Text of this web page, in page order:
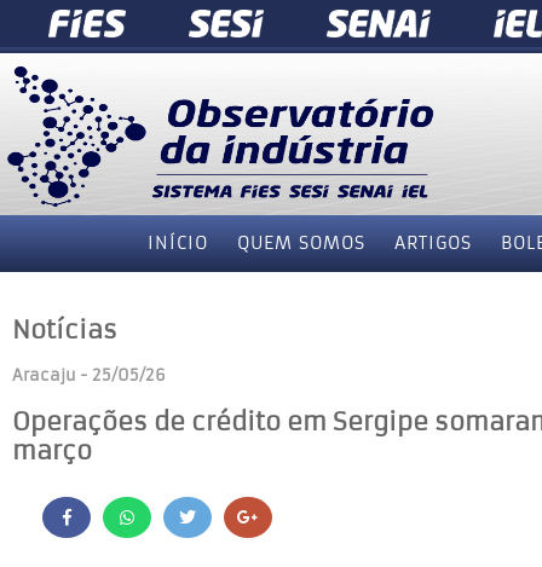
INÍCIO QUEM SOMOS ARTIGOS
Notícias
Aracaju - 25/05/26
Operações de crédito em Sergipe
março